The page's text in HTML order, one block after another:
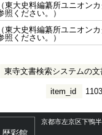
（東大史料編纂所ユニオン
照ください。）
（東大史料編纂所ユニオン
照ください。）
東寺文書検索システムの文
item_id
京都市左京区下鴨